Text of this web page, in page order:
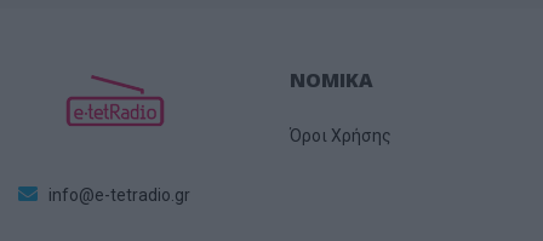
info@e-tetradio.gr
ΝΟΜΙΚΑ
Όροι Χρήσης